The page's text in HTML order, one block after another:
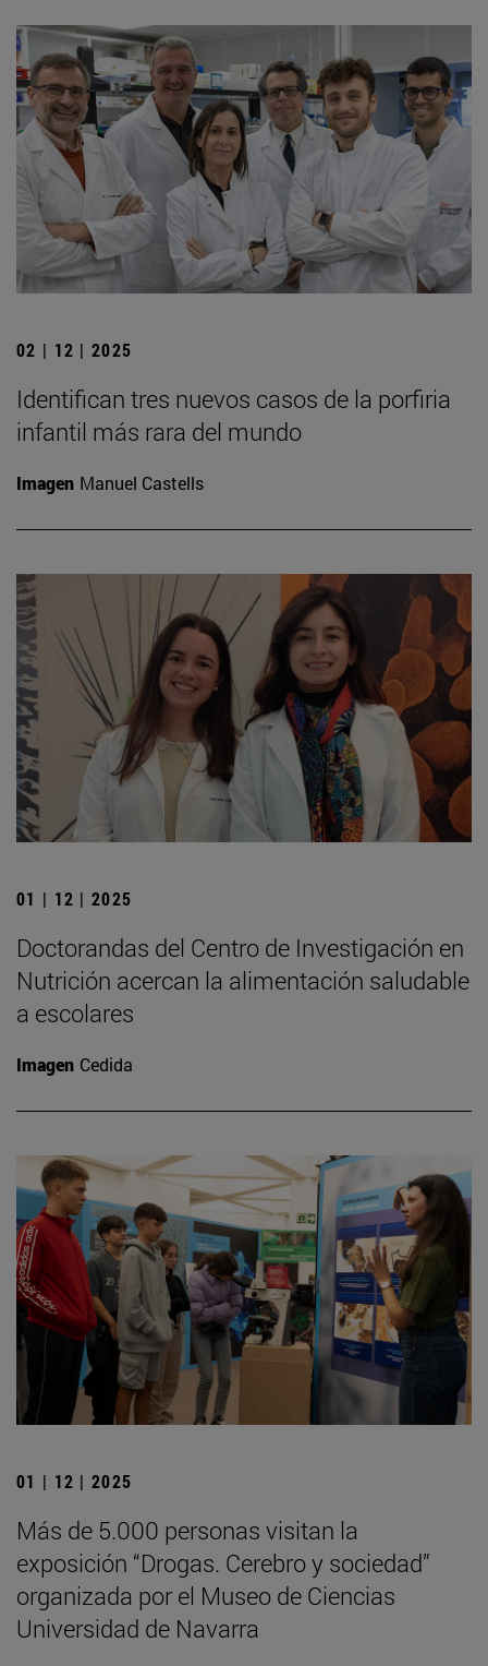
02 | 12 | 2025
Identifican tres nuevos casos de la porfiria
infantil más rara del mundo
Imagen Manuel Castells
01 | 12 | 2025
Doctorandas del Centro de Investigación en
Nutrición acercan la alimentación saludable
a escolares
Imagen Cedida
01 | 12 | 2025
Más de 5.000 personas visitan la
exposición “Drogas. Cerebro y sociedad”
organizada por el Museo de Ciencias
Universidad de Navarra